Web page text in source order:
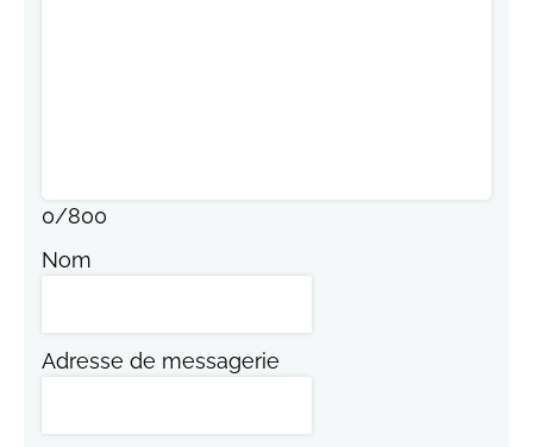
0/800
Nom
Adresse de messagerie